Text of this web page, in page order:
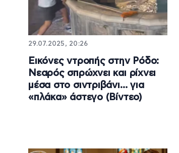
29.07.2025, 20:26
Εικόνες ντροπής στην Ρόδο:
Nεαρός σπρώχνει και ρίχνει
μέσα στο σιντριβάνι… για
«πλάκα» άστεγο (Βίντεο)